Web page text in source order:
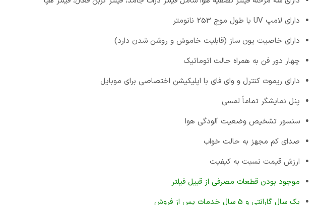
دارای لامپ UV با طول موج 253 نانومتر
دارای خاصیت یون ساز (قابلیت خاموش و روشن شدن دارد)
چهار دور فن به همراه حالت اتوماتیک
دارای ریموت کنترل و وای فای با اپلیکیشن اختصاصی برای موبایل
پنل نمایشگر تماماً لمسی
سنسور تشخیص وضعیت آلودگی هوا
صدای کم مجهز به حالت خواب
ارزش قیمت نسبت به کیفیت
موجود بودن قطعات مصرفی از قبیل فیلتر
یک سال گارانتی و 5 سال خدمات پس از فروش